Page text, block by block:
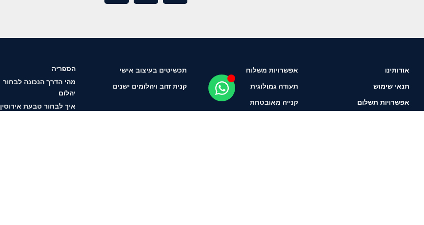
אודותינו
תנאי שימוש
אפשרויות תשלום
אפשרויות משלוח
תעודה גמולוגית
קנייה מאובטחת
תכשיטים בעיצוב אישי
קנית זהב ויהלומים ישנים
הספריה
מהי הדרך הנכונה לבחור
יהלום
איך לבחור טבעת אירוסין